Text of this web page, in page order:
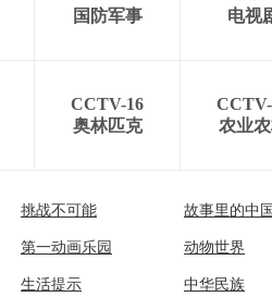
国防军事
电视
CCTV-16
奥林匹克
农业
挑战不可能 故事里的中国
第一动画乐园 动物世界
生活提示 中华民族